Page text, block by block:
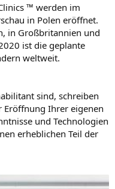
™ werden im
in Polen eröffnet.
in Großbritannien und
ist die geplante
weltweit.
sind, schreiben
Eröffnung Ihrer eigenen
und Technologien
erheblichen Teil der